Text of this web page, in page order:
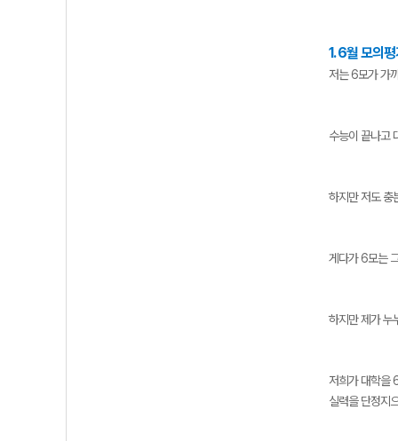
1. 6월 모의
저는 6모가 가
수능이 끝나고
하지만 저도 충
게다가 6모는
하지만 제가 누
저희가 대학을
실력을 단정지